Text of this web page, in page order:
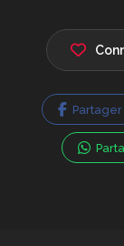
Partager